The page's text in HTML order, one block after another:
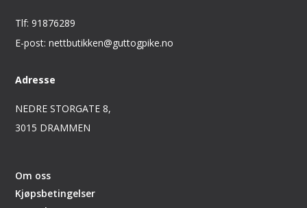
Tlf: 91876289
E-post: nettbutikken@guttogpike.no
Adresse
NEDRE STORGATE 8,
3015 DRAMMEN
Om oss
Kjøpsbetingelser